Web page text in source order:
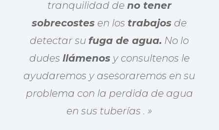
tranquilidad de no tener
sobrecostes en los trabajos de
detectar sufuga de agua. No lo
dudes llámenosy consultenos le
ayudaremos y asesoraremos en su
problema con la perdida de agua
en sus tuberías . »